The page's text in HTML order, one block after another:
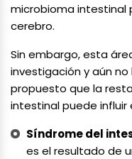
microbioma intestinal
cerebro.
Sin embargo, esta
investigación y aún
propuesto que la
intestinal puede influir
Síndrome del
es el resultado de